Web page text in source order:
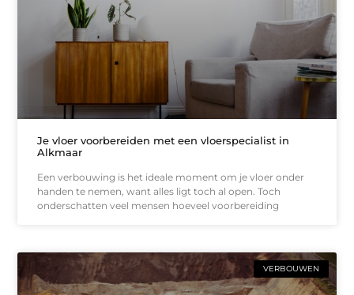
Je vloer voorbereiden met een vloerspecialist in
Alkmaar
Een verbouwing is het ideale moment om je vloer onder
handen te nemen, want alles ligt toch al open. Toch
onderschatten veel mensen hoeveel voorbereiding
VERBOUWEN